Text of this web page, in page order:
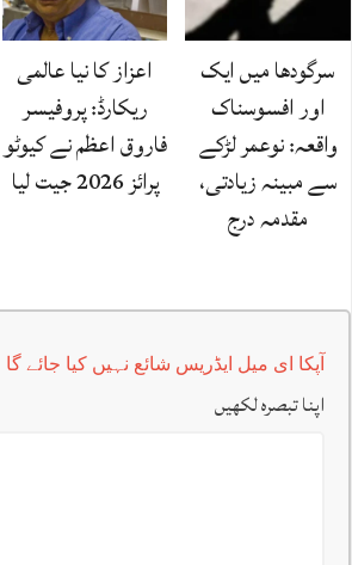
سرگودھا میں ایک
اور افسوسناک
واقعہ: نوعمر لڑکے
سے مبینہ زیادتی،
مقدمہ درج
اعزاز کا نیا عالمی
ریکارڈ: پروفیسر
فاروق اعظم نے کیوٹو
پرائز 2026 جیت لیا
آپکا ای میل ایڈریس شائع نہیں کیا جائے گا
اپنا تبصرہ لکھیں